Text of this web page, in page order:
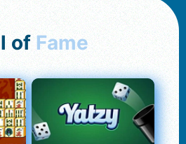
of Fame